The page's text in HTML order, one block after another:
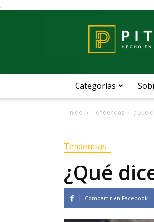
;
Pitillos
Categorías
Inicio Tendencias ¿Qué
Tendencias
¿Qué
Compartir en Facebook